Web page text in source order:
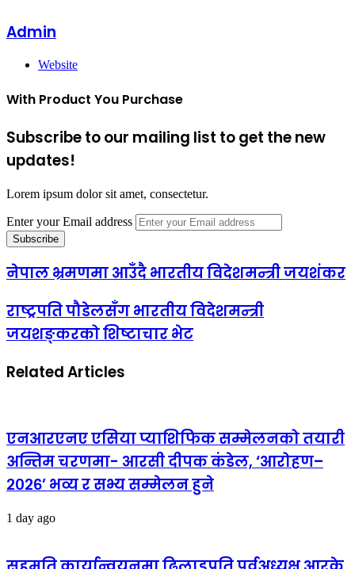
Admin
Website
With Product You Purchase
Subscribe to our mailing list to get the new
updates!
Lorem ipsum dolor sit amet, consectetur.
Enter your Email address
नेपाल भ्रमणमा आउँदै भारतीय विदेशमन्त्री जयशंकर
राष्ट्रपति पौडेलसँग भारतीय विदेशमन्त्री
जयशङ्करको शिष्टाचार भेट
Related Articles
एनआरएनए एसिया प्याशिफिक सम्मेलनको तयारी
अन्तिम चरणमा- आरसी दीपक कंडेल, ‘आरोहण–
२०२६’ भव्य र सभ्य सम्मेलन हुने
1 day ago